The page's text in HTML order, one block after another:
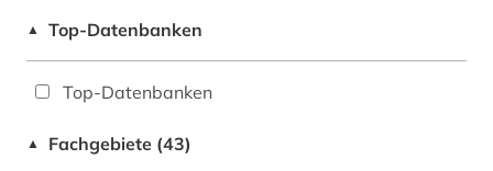
▲ Top-Datenbanken
Top-Datenbanken
▲ Fachgebiete (43)